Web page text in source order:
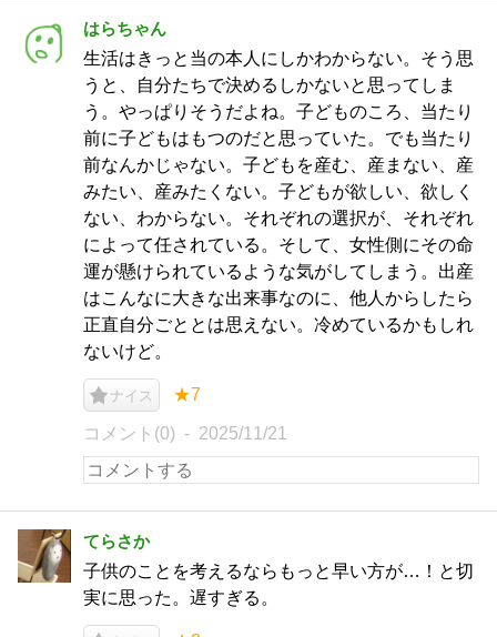
はらちゃん
生活はきっと当の本人にしかわからない。そう思
うと、自分たちで決めるしかないと思ってしま
う。やっぱりそうだよね。子どものころ、当たり
前に子どもはもつのだと思っていた。でも当たり
前なんかじゃない。子どもを産む、産まない、産
みたい、産みたくない。子どもが欲しい、欲しく
ない、わからない。それぞれの選択が、それぞれ
によって任されている。そして、女性側にその命
運が懸けられているような気がしてしまう。出産
はこんなに大きな出来事なのに、他人からしたら
正直自分ごととは思えない。冷めているかもしれ
ないけど。
ナイス ★7
コメント(0) 2025/11/21
てらさか
子供のことを考えるならもっと早い方が…！と切
実に思った。遅すぎる。